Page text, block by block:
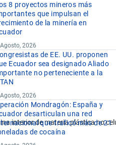
interior de materia plástica no
8 proyectos mineros más
que impulsan el
de la minería en
2026
de EE. UU. proponen
Ecuador sea designado Aliado
no perteneciente a la
2026
Mondragón: España y
desarticulan una red
que traficó más de 21
de cocaína